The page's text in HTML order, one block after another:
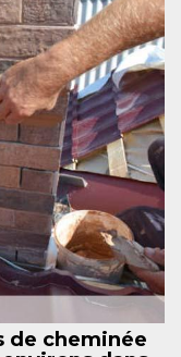
de cheminée